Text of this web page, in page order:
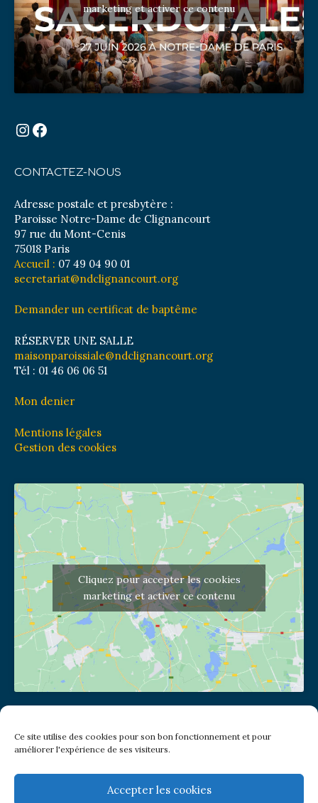
Ce site utilise des cookies pour son bon fonctionnement et pour
améliorer l'expérience de ses visiteurs.
Accepter les cookies
marketing et activer ce contenu
Instagram
Facebook
CONTACTEZ-NOUS
Adresse postale et presbytère :
Paroisse Notre-Dame de Clignancourt
97 rue du Mont-Cenis
75018 Paris
Accueil : 07 49 04 90 01
secretariat@ndclignancourt.org
Demander un certificat de baptême
RÉSERVER UNE SALLE
maisonparoissiale@ndclignancourt.org
Tél : 01 46 06 06 51
Mon denier
Mentions légales
Gestion des cookies
Cliquez pour accepter les cookies
marketing et activer ce contenu
(pas de courrier à cette adresse)
Metro: Jules Joffrin ou Simplon
Bus : Mairie du XVIII